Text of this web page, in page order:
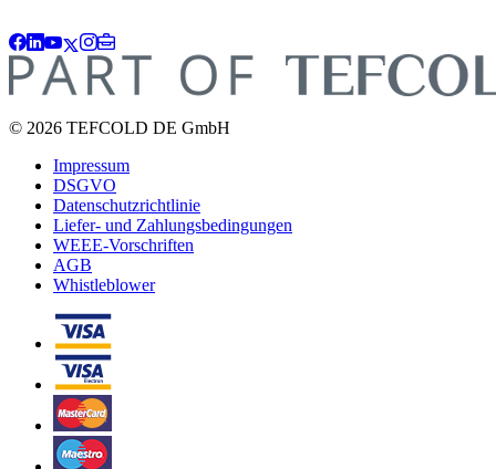
© 2026 TEFCOLD DE GmbH
Impressum
DSGVO
Datenschutzrichtlinie
Liefer- und Zahlungsbedingungen
WEEE-Vorschriften
AGB
Whistleblower